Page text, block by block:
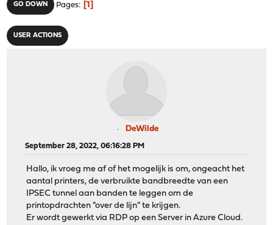
GO DOWN Pages 1
USER ACTIONS
DeWilde
September 28, 2022, 06:16:28 PM
Hallo, ik vroeg me af of het mogelijk is om, ongeacht het
aantal printers, de verbruikte bandbreedte van een
IPSEC tunnel aan banden te leggen om de
printopdrachten "over de lijn" te krijgen.
Er wordt gewerkt via RDP op een Server in Azure Cloud.